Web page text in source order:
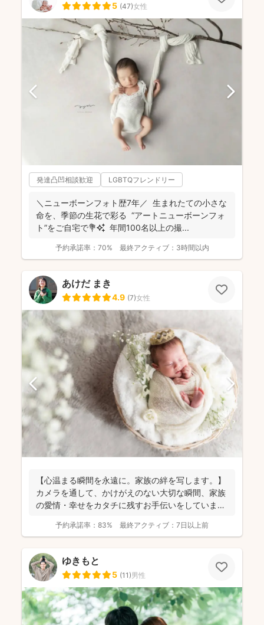
5 (47)女性
発達凸凹相談歓迎 LGBTQフレンドリー
＼ニューボーンフォト歴7年／ 生まれたての小さな
命を、季節の生花で彩る “アートニューボーンフォ
ト”をご自宅で💐✨ 年間100名以上の撮...
予約承諾率： 70% 最終アクティブ： 3時間以内
あけだ まき
4.9 (7)女性
【心温まる瞬間を永遠に。家族の絆を写します。】
カメラを通して、かけがえのない大切な瞬間、家族
の愛情・幸せをカタチに残すお手伝いをしていま
予約承諾率： 83% 最終アクティブ： 7日以上前
ゆきもと
5 (11)男性